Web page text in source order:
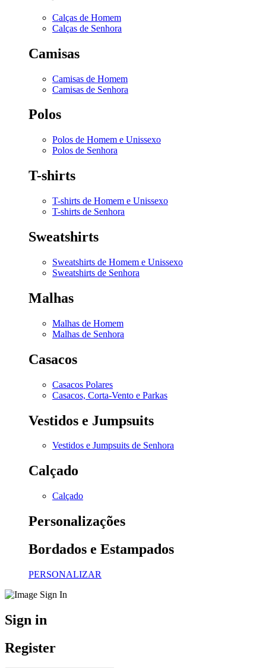
Calças de Homem
Calças de Senhora
Camisas
Camisas de Homem
Camisas de Senhora
Polos
Polos de Homem e Unissexo
Polos de Senhora
T-shirts
T-shirts de Homem e Unissexo
T-shirts de Senhora
Sweatshirts
Sweatshirts de Homem e Unissexo
Sweatshirts de Senhora
Malhas
Malhas de Homem
Malhas de Senhora
Casacos
Casacos Polares
Casacos, Corta-Vento e Parkas
Vestidos e Jumpsuits
Vestidos e Jumpsuits de Senhora
Calçado
Calçado
Personalizações
Bordados e Estampados
PERSONALIZAR
Sign in
Register